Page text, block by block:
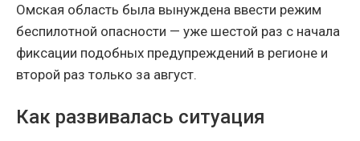
Омская область была вынуждена ввести режим
беспилотной опасности — уже шестой раз с начала
фиксации подобных предупреждений в регионе и
второй раз только за август.
Как развивалась ситуация